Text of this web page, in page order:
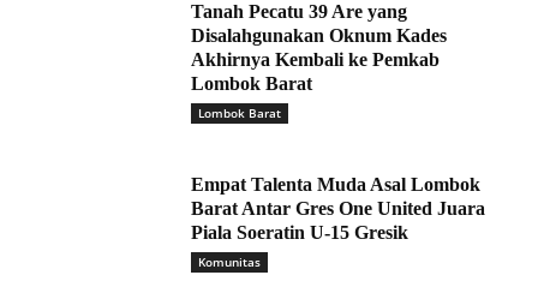
Tanah Pecatu 39 Are yang
Disalahgunakan Oknum Kades
Akhirnya Kembali ke Pemkab
Lombok Barat
Lombok Barat
Empat Talenta Muda Asal Lombok
Barat Antar Gres One United Juara
Piala Soeratin U-15 Gresik
Komunitas